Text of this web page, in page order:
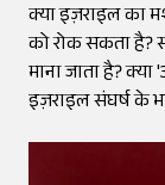
क्या इज़राइल का
को रोक सकता है?
माना जाता है?
इज़राइल संघर्ष के